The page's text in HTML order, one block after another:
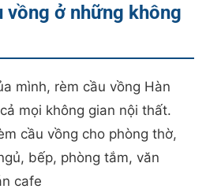
vồng ở những không
mình, rèm cầu vồng Hàn
mọi không gian nội thất.
cầu vồng cho phòng thờ,
bếp, phòng tắm, văn
cafe